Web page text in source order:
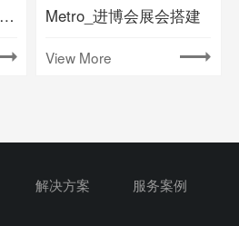
TL GROUP_进博会展台搭建 Metro_进博会展会搭建
View More
解决方案
服务案例